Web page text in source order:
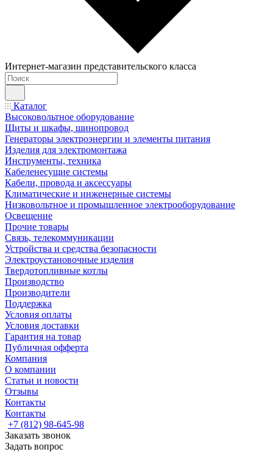
Интернет-магазин представительского класса
Каталог
Высоковольтное оборудование
Щиты и шкафы, шинопровод
Генераторы электроэнергии и элементы питания
Изделия для электромонтажа
Инструменты, техника
Кабеленесущие системы
Кабели, провода и аксессуары
Климатические и инженерные системы
Низковольтное и промышленное электрооборудование
Освещение
Прочие товары
Связь, телекоммуникации
Устройства и средства безопасности
Электроустановочные изделия
Твердотопливные котлы
Производство
Производители
Поддержка
Условия оплаты
Условия доставки
Гарантия на товар
Публичная офферта
Компания
О компании
Статьи и новости
Отзывы
Контакты
Контакты
+7 (812) 98-645-98
Заказать звонок
Задать вопрос